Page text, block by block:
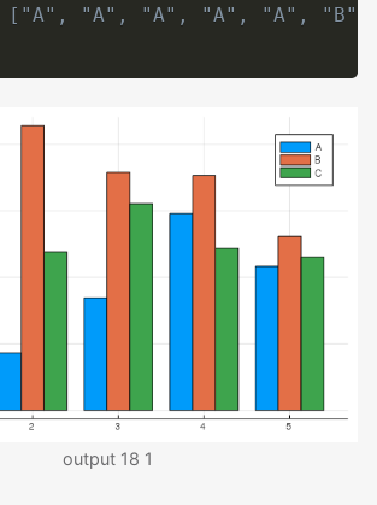
["A", "A", "A", "A", "A",
output 18 1